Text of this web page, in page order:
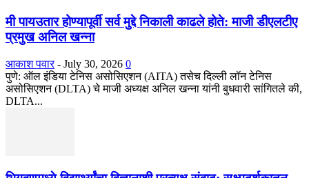
मी पायउतार होण्यापूर्वी सर्व मुद्दे निकाली काढले होते: माजी डीएलटीए
प्रमुख अनिल खन्ना
आकाश पवार - July 30, 2026 0
पुणे: ऑल इंडिया टेनिस असोसिएशन (AITA) तसेच दिल्ली लॉन टेनिस
असोसिएशन (DLTA) चे माजी अध्यक्ष अनिल खन्ना यांनी बुधवारी सांगितले की,
DLTA...